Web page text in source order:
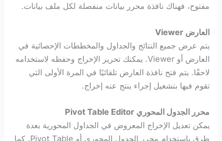
مفتوح، فهناك نافذة محرر بيانات منفصلة لكل ملف بيانات.
العارض Viewer
يتم عرض جميع النتائج والجداول والمخططات الإحصائية في
العارض أو Viewer. يمكنك تحرير الإخراج وحفظه لاستخدامه
لاحقًا. يتم فتح نافذة العارض تلقائيًا في المرة الأولى التي
تقوم فيها بتشغيل إجراء ينتج عنه إخراج.
محرر الجدول المحوري Pivot Table Editor
يمكن تعديل الإخراج المعروض في الجداول المحورية بعدة
طرق باستخدام محرر الجدول المحوري أو Pivot Table. كما